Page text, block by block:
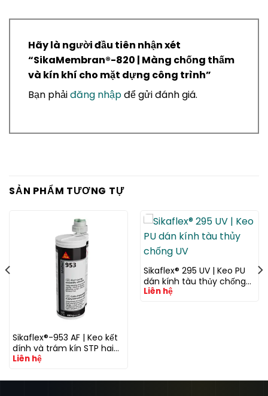
Hãy là người đầu tiên nhận xét
“SikaMembran®-820 | Màng chống thấm
và kín khí cho mặt dựng công trình”
Bạn phảiđăng nhậpđể gửi đánh giá.
SẢN PHẨM TƯƠNG TỰ
Sikaflex®-953 AF | Keo kết
dính và trám kín STP hai
thành phần kháng nấm
Liên hệ
Sikaflex® 295 UV | Keo PU
dán kính tàu thủy chống
UV
Liên hệ